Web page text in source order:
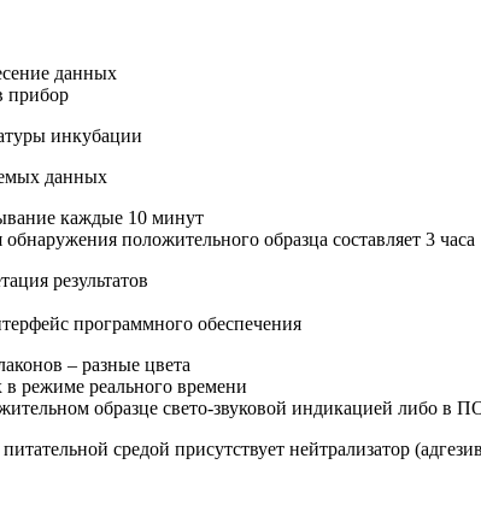
данных
прибор
инкубации
данных
каждые 10 минут
положительного образца составляет 3 часа
результатов
программного обеспечения
– разные цвета
режиме реального времени
образце свето-звуковой индикацией либо в
средой присутствует нейтрализатор